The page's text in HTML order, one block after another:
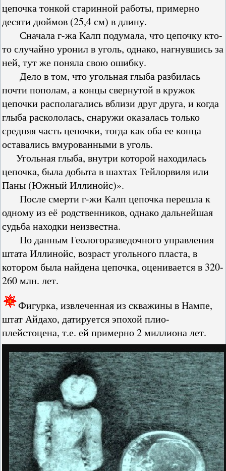
цепочка тонкой старинной работы, примерно
десяти дюймов (25,4 см) в длину.
Сначала г-жа Калп подумала, что цепочку кто-
то случайно уронил в уголь, однако, нагнувшись за
ней, тут же поняла свою ошибку.
Дело в том, что угольная глыба разбилась
почти пополам, а концы свернутой в кружок
цепочки располагались вблизи друг друга, и когда
глыба раскололась, снаружи оказалась только
средняя часть цепочки, тогда как оба ее конца
оставались вмурованными в уголь.
Угольная глыба, внутри которой находилась
цепочка, была добыта в шахтах Тейлорвиля или
Паны (Южный Иллинойс)».
После смерти г-жи Калп цепочка перешла к
одному из её родственников, однако дальнейшая
судьба находки неизвестна.
По данным Геологоразведочного управления
штата Иллинойс, возраст угольного пласта, в
котором была найдена цепочка, оценивается в 320-
260 млн. лет.
Фигурка, извлеченная из скважины в Нампе,
штат Айдахо, датируется эпохой плио-
плейстоцена, т.е. ей примерно 2 миллиона лет.